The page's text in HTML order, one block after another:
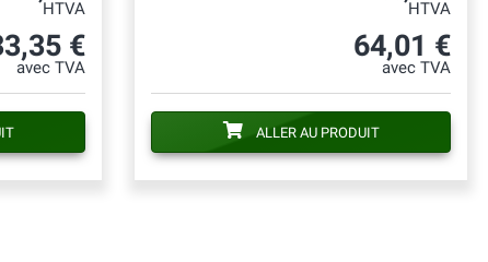
HTVA
€
avec TVA
HTVA
64,01 €
avec TVA
ALLER AU PRODUIT